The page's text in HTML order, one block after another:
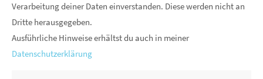
Verarbeitung deiner Daten einverstanden. Diese werden nicht an
Dritte herausgegeben.
Ausführliche Hinweise erhältst du auch in meiner
Datenschutzerklärung